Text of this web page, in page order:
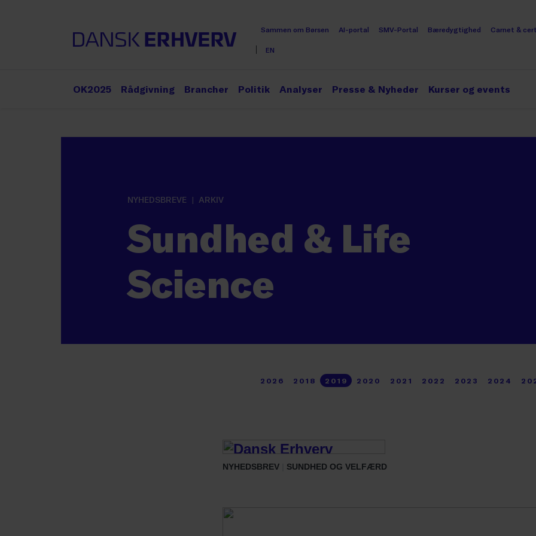
Sammen om Børsen AI-portal SMV-Portal Bæredygtighed Carnet &
EN
OK2025 Rådgivning Brancher Politik Analyser Presse & Nyheder Kurser og events
NYHEDSBREVE ARKIV
Sundhed & Life
Science
2026 2018 2019 2020 2021 2022 2023 2024